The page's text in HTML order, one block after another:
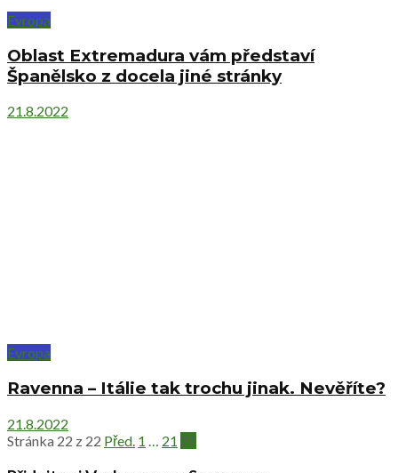
Evropa
Oblast Extremadura vám představí
Španělsko z docela jiné stránky
21.8.2022
Evropa
Ravenna – Itálie tak trochu jinak. Nevěříte?
21.8.2022
Stránka 22 z 22 Před. 1 21 22